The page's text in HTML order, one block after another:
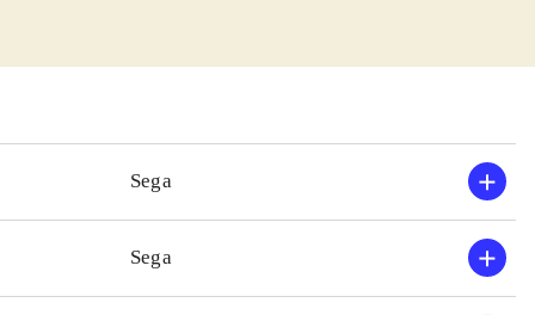
man samler
Sega
Sega